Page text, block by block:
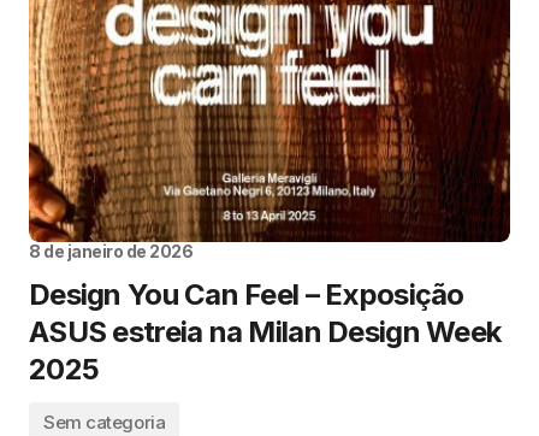
8 de janeiro de 2026
Design You Can Feel – Exposição
ASUS estreia na Milan Design Week
2025
Sem categoria